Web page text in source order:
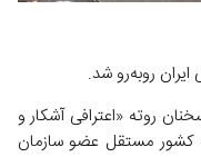
روبه‌رو شد.
روته «اعترافی آشکار و
کشور مستقل عضو سازمان